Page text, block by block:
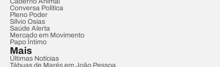
Conversa Política
Pleno Poder
Sílvio Osias
Saúde Alerta
Mercado em Movimento
Papo Íntimo
Mais
Últimas Notícias
Tábuas de Marés em João Pessoa